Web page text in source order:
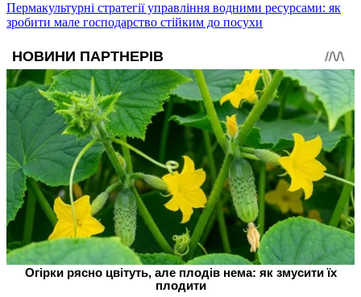
Пермакультурні стратегії управління водними ресурсами: як
зробити мале господарство стійким до посухи